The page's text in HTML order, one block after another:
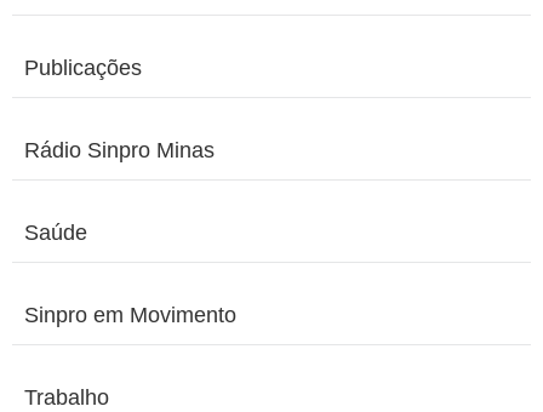
Publicações
Rádio Sinpro Minas
Saúde
Sinpro em Movimento
Trabalho